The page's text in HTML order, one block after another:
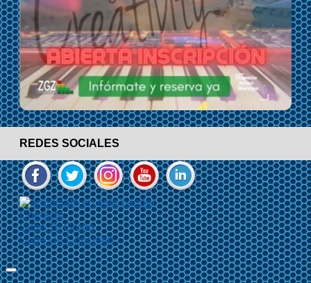
REDES SOCIALES
Contacto
Sube Tu Grupo
Sube Un Concierto